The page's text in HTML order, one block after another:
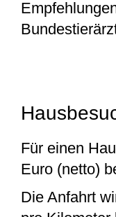
Für einen
Euro (netto)
Die Anfahrt